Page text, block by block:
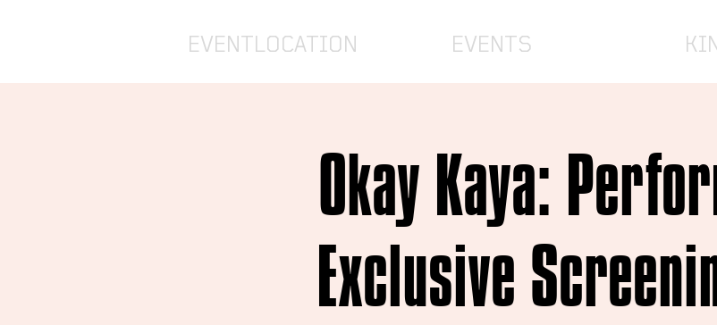
EVENTLOCATION EVENTS
Okay Kaya:
Exclusive